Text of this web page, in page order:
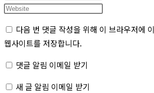
name
username
to
comment
your
address
to
comment
Enter
website
URL
(optional)
다음 번 댓글 작성을 위해 이 브라우저에
웹사이트를 저장합니다.
댓글 알림 이메일 받기
새 글 알림 이메일 받기